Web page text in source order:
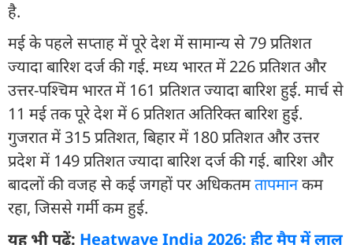
है.
मई के पहले सप्ताह में पूरे देश में सामान्य से 79 प्रतिशत
ज्यादा बारिश दर्ज की गई. मध्य भारत में 226 प्रतिशत और
उत्तर-पश्चिम भारत में 161 प्रतिशत ज्यादा बारिश हुई. मार्च से
11 मई तक पूरे देश में 6 प्रतिशत अतिरिक्त बारिश हुई.
गुजरात में 315 प्रतिशत, बिहार में 180 प्रतिशत और उत्तर
प्रदेश में 149 प्रतिशत ज्यादा बारिश दर्ज की गई. बारिश और
बादलों की वजह से कई जगहों पर अधिकतमतापमानकम
रहा, जिससे गर्मी कम हुई.
यह भी पढ़ें: Heatwave India 2026: हीट मैप में लाल